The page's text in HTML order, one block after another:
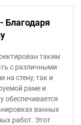
Благодаря
таким
с различными
на стену, так и
раме и
обеспечивается
ванных
работ. Этот